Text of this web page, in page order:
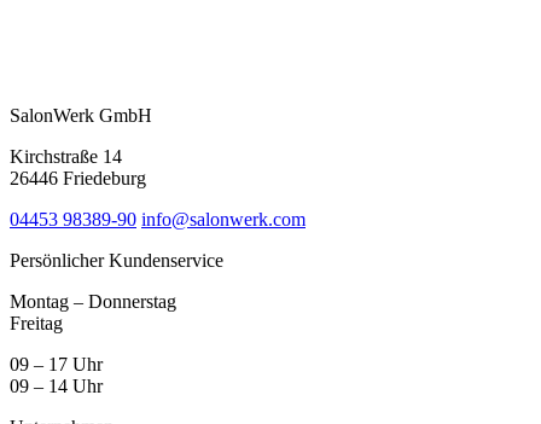
SalonWerk GmbH
Kirchstraße 14
26446 Friedeburg
04453 98389-90 info@salonwerk.com
Persönlicher Kundenservice
Montag – Donnerstag
Freitag
09 – 17 Uhr
09 – 14 Uhr